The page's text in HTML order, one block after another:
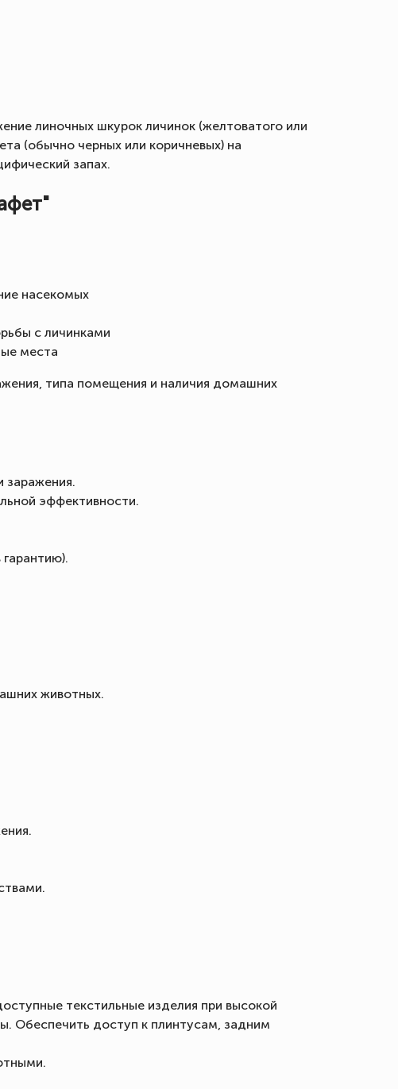
линочных шкурок личинок (желтоватого или
(обычно черных или коричневых) на
запах.
насекомых
с личинками
места
типа помещения и наличия домашних
заражения.
эффективности.
животных.
текстильные изделия при высокой
Обеспечить доступ к плинтусам, задним